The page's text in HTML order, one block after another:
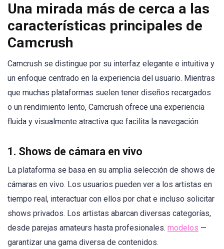
Una mirada más de cerca a las
características principales de
Camcrush
Camcrush se distingue por su interfaz elegante e intuitiva y
un enfoque centrado en la experiencia del usuario. Mientras
que muchas plataformas suelen tener diseños recargados
o un rendimiento lento, Camcrush ofrece una experiencia
fluida y visualmente atractiva que facilita la navegación.
1. Shows de cámara en vivo
La plataforma se basa en su amplia selección de shows de
cámaras en vivo. Los usuarios pueden ver a los artistas en
tiempo real, interactuar con ellos por chat e incluso solicitar
shows privados. Los artistas abarcan diversas categorías,
desde parejas amateurs hasta profesionales. modelos —
garantizar una gama diversa de contenidos.